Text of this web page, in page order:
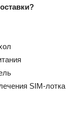
SIM-лотка